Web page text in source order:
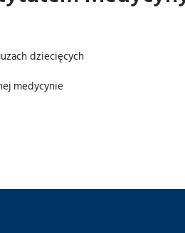
dziecięcych
medycynie